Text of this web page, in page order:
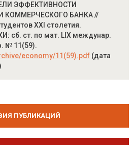
ЭФФЕКТИВНОСТИ
КОММЕРЧЕСКОГО БАНКА //
XXI столетия.
сб. ст. по мат. LIX междунар.
№ 11(59).
economy/11(59).pdf (дата
ПУБЛИКАЦИЙ